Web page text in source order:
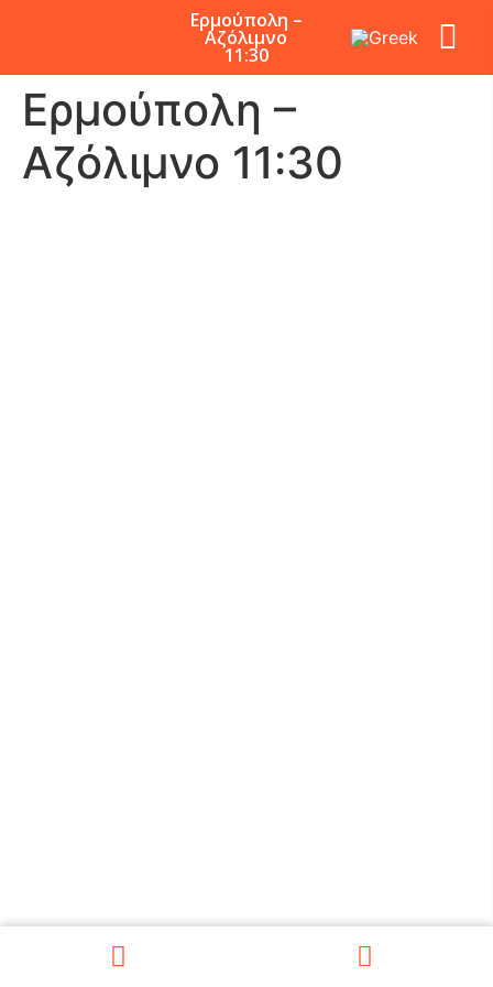
Ερμούπολη –
Αζόλιμνο
11:30
Ερμούπολη –
Αζόλιμνο 11:30